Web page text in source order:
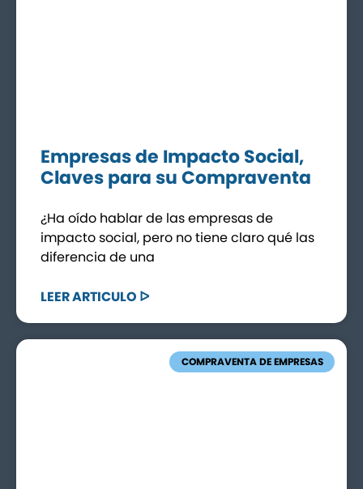
Empresas de Impacto Social,
Claves para su Compraventa
¿Ha oído hablar de las empresas de
impacto social, pero no tiene claro qué las
diferencia de una
LEER ARTICULO ᐅ
COMPRAVENTA DE EMPRESAS